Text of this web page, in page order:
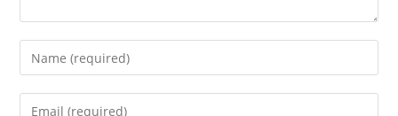
Enter
your
name
Enter